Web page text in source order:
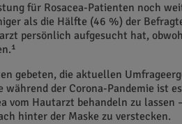
für Rosacea-Patienten noch
als die Hälfte (46 %) der
persönlich aufgesucht hat,
gebeten, die aktuellen
während der Corona-Pandemie ist
vom Hautarzt behandeln zu lassen
hinter der Maske zu verstecken.